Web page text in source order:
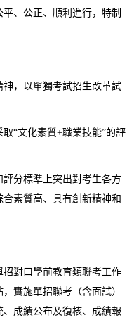
、公正、順利進行，特制
神，以單獨考試招生改革試
“文化素質+職業技能”的評
評分標準上突出對考生各方
素質高、具有創新精神和
招對口學前教育類聯考工作
實施單招聯考（含面試）
成績公布及復核、成績報